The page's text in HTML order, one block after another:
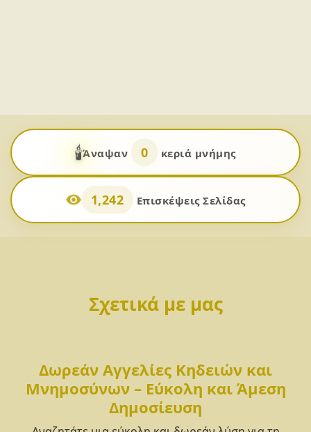
🕯️Άναψαν 0 κεριά μνήμης
1,242 Επισκέψεις Σελίδας
Σχετικά με μας
Δωρεάν Αγγελίες Κηδειών και
Μνημοσύνων – Εύκολη και Άμεση
Δημοσίευση